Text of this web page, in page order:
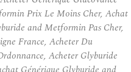
Prix Le Moins Cher, Achat
and Metformin Pas Cher,
France, Acheter Du
Acheter Glyburide